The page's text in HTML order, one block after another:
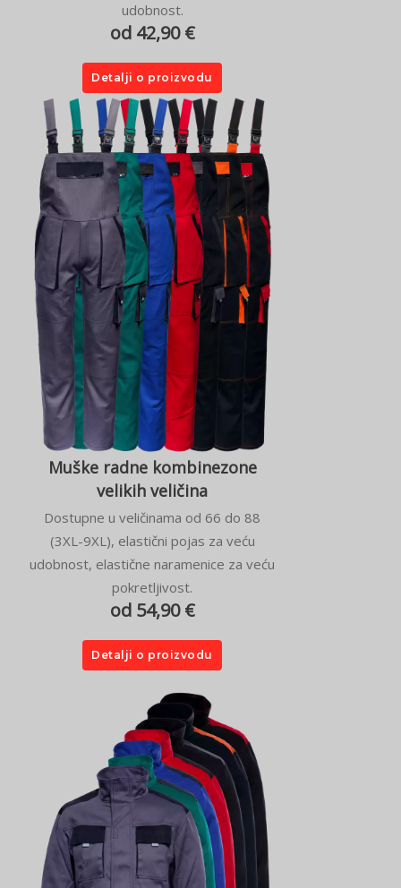
udobnost.
od 42,90 €
Detalji o proizvodu
Muške radne kombinezone
velikih veličina
Dostupne u veličinama od 66 do 88
(3XL-9XL), elastični pojas za veću
udobnost, elastične naramenice za veću
pokretljivost.
od 54,90 €
Detalji o proizvodu